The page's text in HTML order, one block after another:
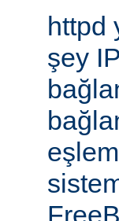
httpd
şey